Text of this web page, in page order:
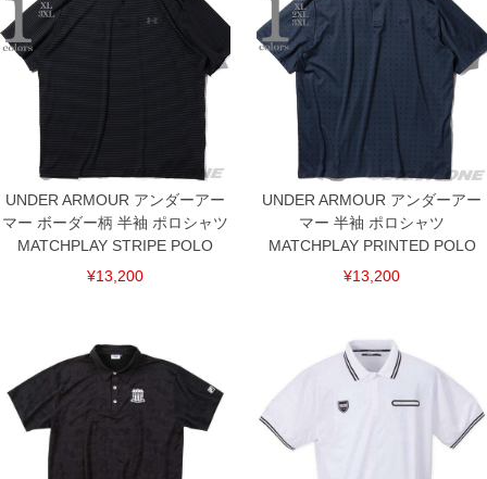
※【返品交換について】
返品交換希望の方は、商品到着後1週間以内にご連絡ください。
下着(肌着)やワイシャツは商品の性質上、返品交換不可とさせて頂いております。予め
ご了承くださいませ。
※【ボトムの裾上げをご希望の場合】
裾上げ料金は500円+税となります。
備考欄に股下●cmとご記入下さい。（裾上げ無料対象商品は1本につき税込6,000円以
上の品が対象。1本5,999円以下の商品は有料（500円+税）となります。）
出荷まで約1週間～20日間程お時間を頂く場合がございます。
尚、裾上げした商品は返品・交換不可となりますので、予めご了承下さい。
一部、お直しに対応出来ない商品がございます。(例：裾にファスナーや調節ひもが付
いている、極端なデザインが施されている等)
※商品によって若干のサイズの誤差がございます。また、お客様がご使用の環境（コ
連絡させて頂きますので予めご了承ください。
DETAIL
UNDER ARMOUR アンダーアー
マー ボーダー柄 半袖 ポロシャツ
MATCHPLAY STRIPE POLO
¥13,200
UNDER ARMOUR アンダーアー
マー 半袖 ポロシャツ
MATCHPLAY PRINTED POLO
¥13,200